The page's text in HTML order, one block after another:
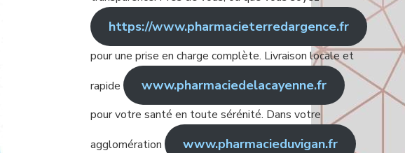
https://www.pharmacieterredargence.fr
pour une prise en charge complète. Livraison locale et
rapide
www.pharmaciedelacayenne.fr
pour votre santé en toute sérénité. Dans votre
agglomération
www.pharmacieduvigan.fr